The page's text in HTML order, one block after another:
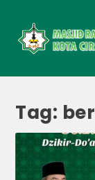
Tag: